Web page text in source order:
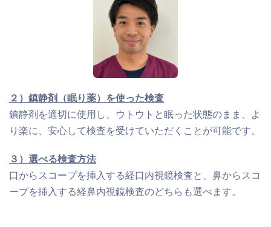
２）鎮静剤（眠り薬）を使った検査
鎮静剤を適切に使用し、ウトウトと眠った状態のまま、よ
り楽に、安心して検査を受けていただくことが可能です。
３）選べる検査方法
口からスコープを挿入する経口内視鏡検査と、鼻からスコ
ープを挿入する経鼻内視鏡検査のどちらも選べます。